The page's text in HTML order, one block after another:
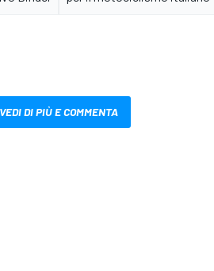
VEDI DI PIÙ E COMMENTA